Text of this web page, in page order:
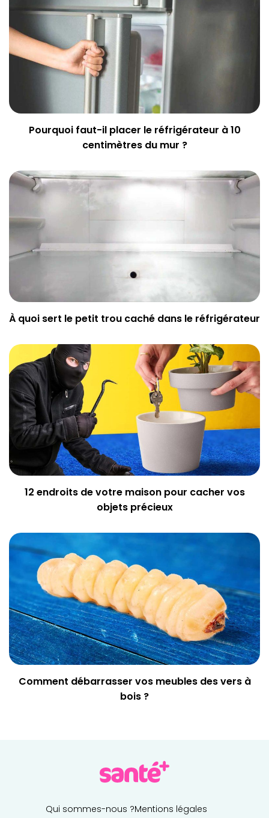
Pourquoi faut-il placer le réfrigérateur à 10
centimètres du mur ?
À quoi sert le petit trou caché dans le réfrigérateur
12 endroits de votre maison pour cacher vos
objets précieux
Comment débarrasser vos meubles des vers à
bois ?
Qui sommes-nous ?Mentions légales